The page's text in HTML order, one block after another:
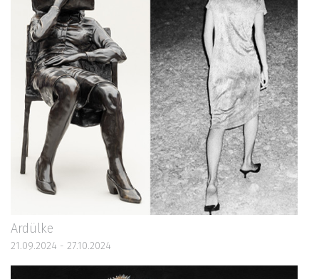
Ardülke
21.09.2024 - 27.10.2024